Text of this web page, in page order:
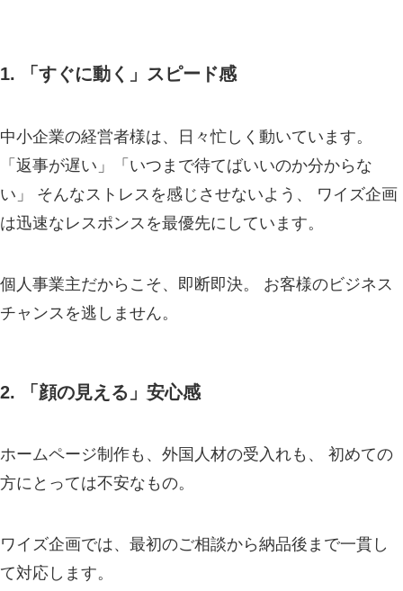
1. 「すぐに動く」スピード感
中小企業の経営者様は、日々忙しく動いています。
「返事が遅い」「いつまで待てばいいのか分からな
い」 そんなストレスを感じさせないよう、 ワイズ企画
は迅速なレスポンスを最優先にしています。
個人事業主だからこそ、即断即決。 お客様のビジネス
チャンスを逃しません。
2. 「顔の見える」安心感
ホームページ制作も、外国人材の受入れも、 初めての
方にとっては不安なもの。
ワイズ企画では、最初のご相談から納品後まで一貫し
て対応します。